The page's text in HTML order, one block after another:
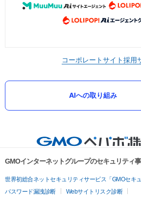
コーポレートサイト採用
AIへの取り組み
GMOインターネットグループのセキュリティ
世界初総合ネットセキュリティサービス「GMOセキュ
パスワード漏洩診断
Webサイトリスク診断